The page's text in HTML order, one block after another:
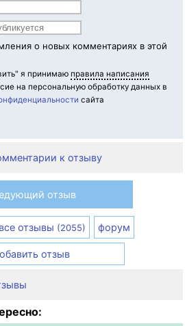
о новых комментариях в этой
я принимаю правила написания
на персональную обработку данных в
сайта
к отзыву
отзыв
все отзывы (2055) форум
отзыв